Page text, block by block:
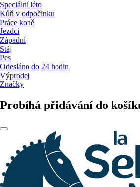
Speciální léto
Kůň v odpočinku
Práce koně
Jezdci
Západní
Stáj
Pes
Odesláno do 24 hodin
Výprodej
Značky
Probíhá přidávání do